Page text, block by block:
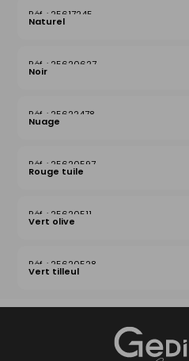
25617245
Naturel
25620627
Noir
25622478
Nuage
25620597
Rouge tuile
25620511
Vert olive
25620528
Vert tilleul